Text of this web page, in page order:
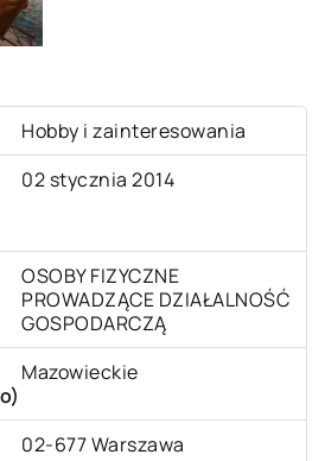
Hobby i zainteresowania
02 stycznia 2014
OSOBY FIZYCZNE
PROWADZĄCE DZIAŁALNOŚĆ
GOSPODARCZĄ
Mazowieckie
02-677 Warszawa